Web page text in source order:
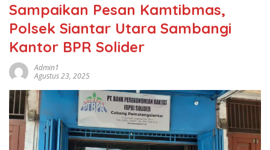
Sampaikan Pesan Kamtibmas,
Polsek Siantar Utara Sambangi
Kantor BPR Solider
Admin1
Agustus 23, 2025